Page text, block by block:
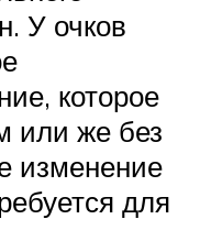
У очков
которое
или же без
изменение
для